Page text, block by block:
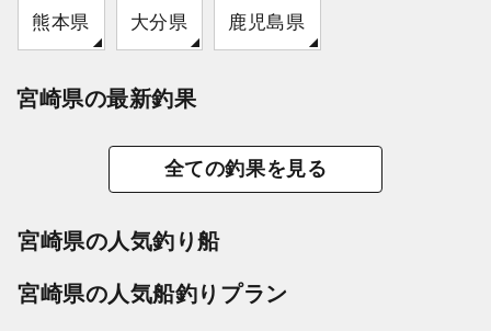
熊本県 大分県 鹿児島県
宮崎県の最新釣果
全ての釣果を見る
宮崎県の人気釣り船
宮崎県の人気船釣りプラン